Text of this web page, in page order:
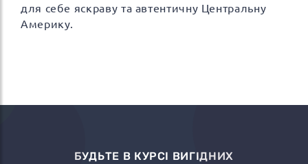
для себе яскраву та автентичну Центральну
Америку.
БУДЬТЕ В КУРСІ ВИГІДНИХ